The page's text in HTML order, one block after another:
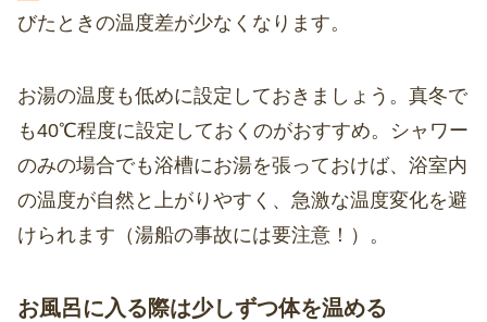
びたときの温度差が少なくなります。
お湯の温度も低めに設定しておきましょう。真冬で
も40℃程度に設定しておくのがおすすめ。シャワー
のみの場合でも浴槽にお湯を張っておけば、浴室内
の温度が自然と上がりやすく、急激な温度変化を避
けられます（湯船の事故には要注意！）。
お風呂に入る際は少しずつ体を温める